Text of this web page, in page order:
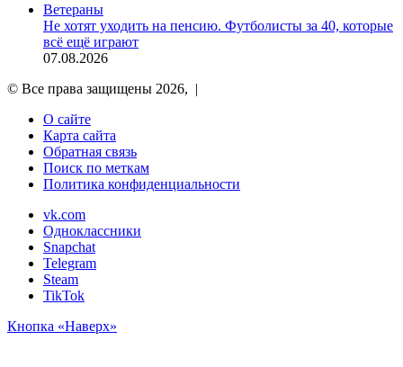
Ветераны
Не хотят уходить на пенсию. Футболисты за 40, которые
всё ещё играют
07.08.2026
© Все права защищены 2026, |
О сайте
Карта сайта
Обратная связь
Поиск по меткам
Политика конфиденциальности
vk.com
Одноклассники
Snapchat
Telegram
Steam
TikTok
Кнопка «Наверх»